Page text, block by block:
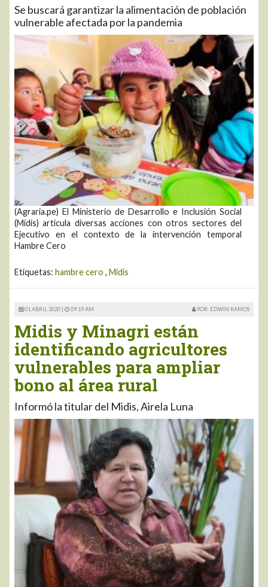
Se buscará garantizar la alimentación de población
vulnerable afectada por la pandemia
(Agraria.pe) El Ministerio de Desarrollo e Inclusión Social
(Midis) articula diversas acciones con otros sectores del
Ejecutivo en el contexto de la intervención temporal
Hambre Cero
Etiquetas: hambre cero , Midis
01 ABRIL 2020 | 09:19 AM POR: EDWIN RAMOS
Midis y Minagri están
identificando agricultores
vulnerables para ampliar
bono al área rural
Informó la titular del Midis, Airela Luna